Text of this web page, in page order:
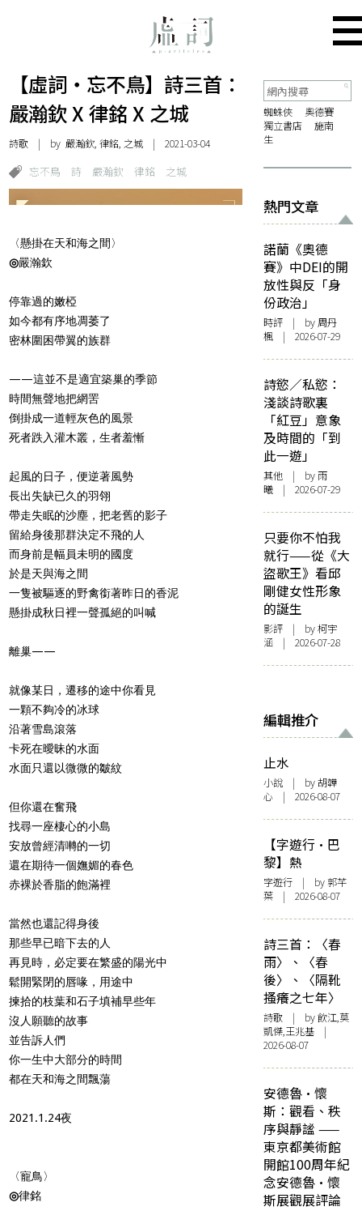
【虛詞・忘不鳥】詩三首：
嚴瀚欽 X 律銘 X 之城
詩歌 | by 嚴瀚欽, 律銘, 之城 | 2021-03-04
忘不鳥 詩 嚴瀚欽 律銘 之城
〈懸掛在天和海之間〉
◎嚴瀚欽
停靠過的嫩椏
如今都有序地凋萎了
密林圍困帶翼的族群
——這並不是適宜築巢的季節
時間無聲地把網罟
倒掛成一道輕灰色的風景
死者跌入灌木叢，生者羞慚
起風的日子，便逆著風勢
長出失缺已久的羽翎
帶走失眠的沙塵，把老舊的影子
留給身後那群決定不飛的人
而身前是幅員未明的國度
於是天與海之間
一隻被驅逐的野禽銜著昨日的香泥
懸掛成秋日裡一聲孤絕的叫喊
離巢——
就像某日，遷移的途中你看見
一顆不夠冷的冰球
沿著雪島滾落
卡死在曖昧的水面
水面只還以微微的皺紋
但你還在奮飛
找尋一座棲心的小島
安放曾經清囀的一切
還在期待一個嫵媚的春色
赤裸於香脂的飽滿裡
當然也還記得身後
那些早已暗下去的人
再見時，必定要在繁盛的陽光中
鬆開緊閉的唇喙，用途中
揀拾的枝葉和石子填補早些年
沒人願聽的故事
並告訴人們
你一生中大部分的時間
都在天和海之間飄蕩
2021.1.24夜
〈寵鳥〉
◎律銘
蜘蛛俠
奧德賽
獨立書店
施南
生
熱門文章
諾蘭《奧德
賽》中DEI的開
放性與反「身
份政治」
時評 | by周丹
楓 | 2026-07-29
詩慾／私慾：
淺談詩歌裏
「紅豆」意象
及時間的「到
此一遊」
其他 | by 雨
曦 | 2026-07-29
只要你不怕我
就行——從《大
盜歌王》看邱
剛健女性形象
的誕生
影評 | by 柯宇
涵 | 2026-07-28
編輯推介
止水
小說 | by 胡韡
心 | 2026-08-07
【字遊行·巴
黎】熱
字遊行 | by 郭芊
葉 | 2026-08-07
詩三首：〈春
雨〉、〈春
後〉、〈隔靴
搔癢之七年〉
詩歌 | by 飲江,莫
凱傑,王兆基 |
2026-08-07
安德魯·懷
斯：觀看、秩
序與靜謐 ——
東京都美術館
開館100周年紀
念安德魯·懷
斯展觀展評論